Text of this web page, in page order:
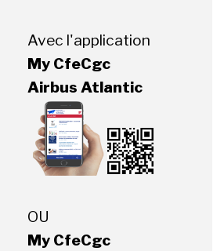
Avec l'application
My CfeCgc
Airbus Atlantic
OU
My CfeCgc